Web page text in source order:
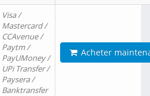
Visa /
Mastercard /
CCAvenue /
Paytm /
PayUMoney /
UPi Transfer /
Paysera /
Banktransfer
Acheter